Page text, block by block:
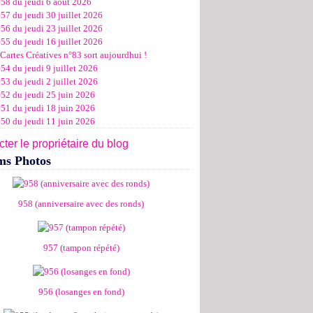
(4)
(8)
(6)
(12)
(14)
(13)
(19)
(13)
(14)
(15)
(14)
(16)
(14)
(18)
(16)
(24)
(16)
(15)
(19)
(17)
(15)
(20)
(8)
(17)
(15)
du jeudi 30 juillet 2026
du jeudi 23 juillet 2026
du jeudi 16 juillet 2026
Créatives n°83 sort aujourdhui !
du jeudi 9 juillet 2026
du jeudi 2 juillet 2026
du jeudi 25 juin 2026
du jeudi 18 juin 2026
du jeudi 11 juin 2026
le propriétaire du blog
Photos
958 (anniversaire avec des ronds)
957 (tampon répété)
956 (losanges en fond)